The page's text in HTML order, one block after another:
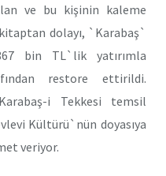
ve bu kişinin kaleme
dolayı, `Karabaş`
bin TL`lik yatırımla
restore ettirildi.
i Tekkesi temsil
Kültürü`nün doyasıya
veriyor.